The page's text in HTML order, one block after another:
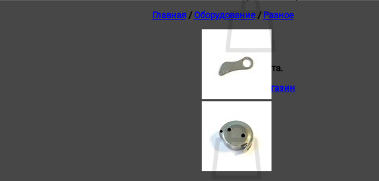
Корзина пуста.
Вернуться в магазин
Корзина
Главная / Оборудование / Разное